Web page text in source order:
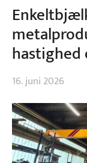
hastighed
16. juni 2026